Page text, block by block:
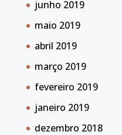
junho 2019
maio 2019
abril 2019
março 2019
fevereiro 2019
janeiro 2019
dezembro 2018